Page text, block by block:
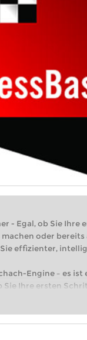
- Egal, ob Sie Ihre
oder
effizienter,
Engine – es ist
Ihre ersten
bereits auf